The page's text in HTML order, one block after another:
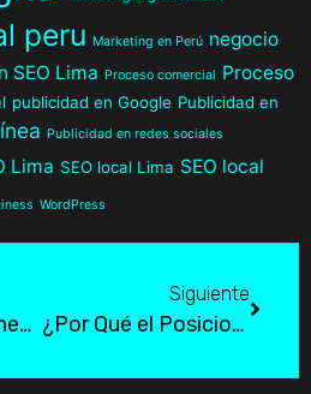
peru Marketing en Perú negocio
SEO Lima Proceso comercial Proceso
publicidad en Google Publicidad en
Publicidad en redes sociales
Lima SEO local Lima SEO local
WordPress
¡Destácate en Línea! Servicios de SEO de Primera en Lima
Siguiente
¿Por Qué el Posicionamiento Orgánico en Lima?